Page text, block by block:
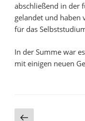
abschließend in der
gelandet und haben
für das
In der Summe war
mit einigen neuen
Vorherige